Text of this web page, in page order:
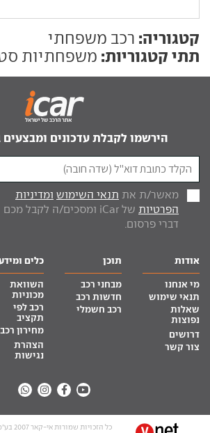
קטגוריה: רכב משפחתי
תתי קטגוריות: משפחתיות
הירשמו לקבלת עדכונים
מאשר/ת את תנאי השימוש ומדיניות
הפרטיות
של iCar ומסכים/ה לקבל מכם
דברי פרסום.
אודות
מי אנחנו
תנאי שימוש
שאלות
נפוצות
דרושים
צור קשר
תוכן
מבחני רכב
חדשות רכב
רכב חשמלי
כלים
השוואת
מכוניות
רכב לפי
תקציב
מחירון רכב
הצהרת
נגישות
כל הזכויות שמורות אי-קאר 2007 בע”מ